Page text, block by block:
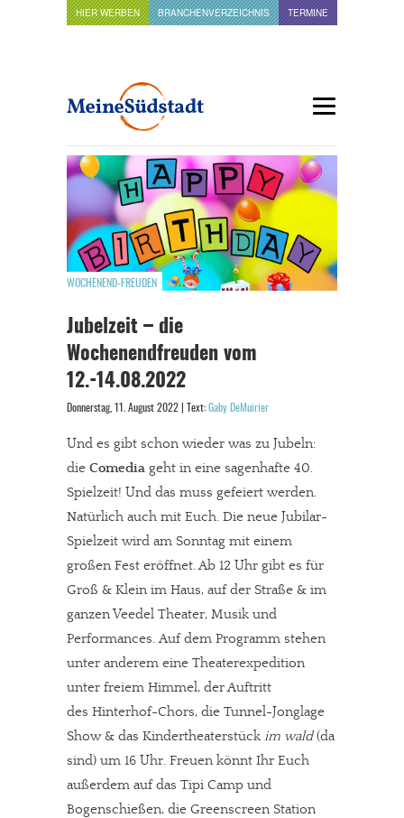
HIER WERBEN BRANCHENVERZEICHNIS TERMINE
WOCHENEND-FREUDEN
Jubelzeit – die
Wochenendfreuden vom
12.-14.08.2022
Donnerstag, 11. August 2022 | Text: Gaby DeMuirier
Und es gibt schon wieder was zu Jubeln:
die Comedia geht in eine sagenhafte 40.
Spielzeit! Und das muss gefeiert werden.
Natürlich auch mit Euch. Die neue Jubilar-
Spielzeit wird am Sonntag mit einem
großen Fest eröffnet. Ab 12 Uhr gibt es für
Groß & Klein im Haus, auf der Straße & im
ganzen Veedel Theater, Musik und
Performances. Auf dem Programm stehen
unter anderem eine Theaterexpedition
unter freiem Himmel, der Auftritt
des Hinterhof-Chors, die Tunnel-Jonglage
Show & das Kindertheaterstück im wald(da
sind) um 16 Uhr. Freuen könnt Ihr Euch
außerdem auf das Tipi Camp und
Bogenschießen, die Greenscreen Station